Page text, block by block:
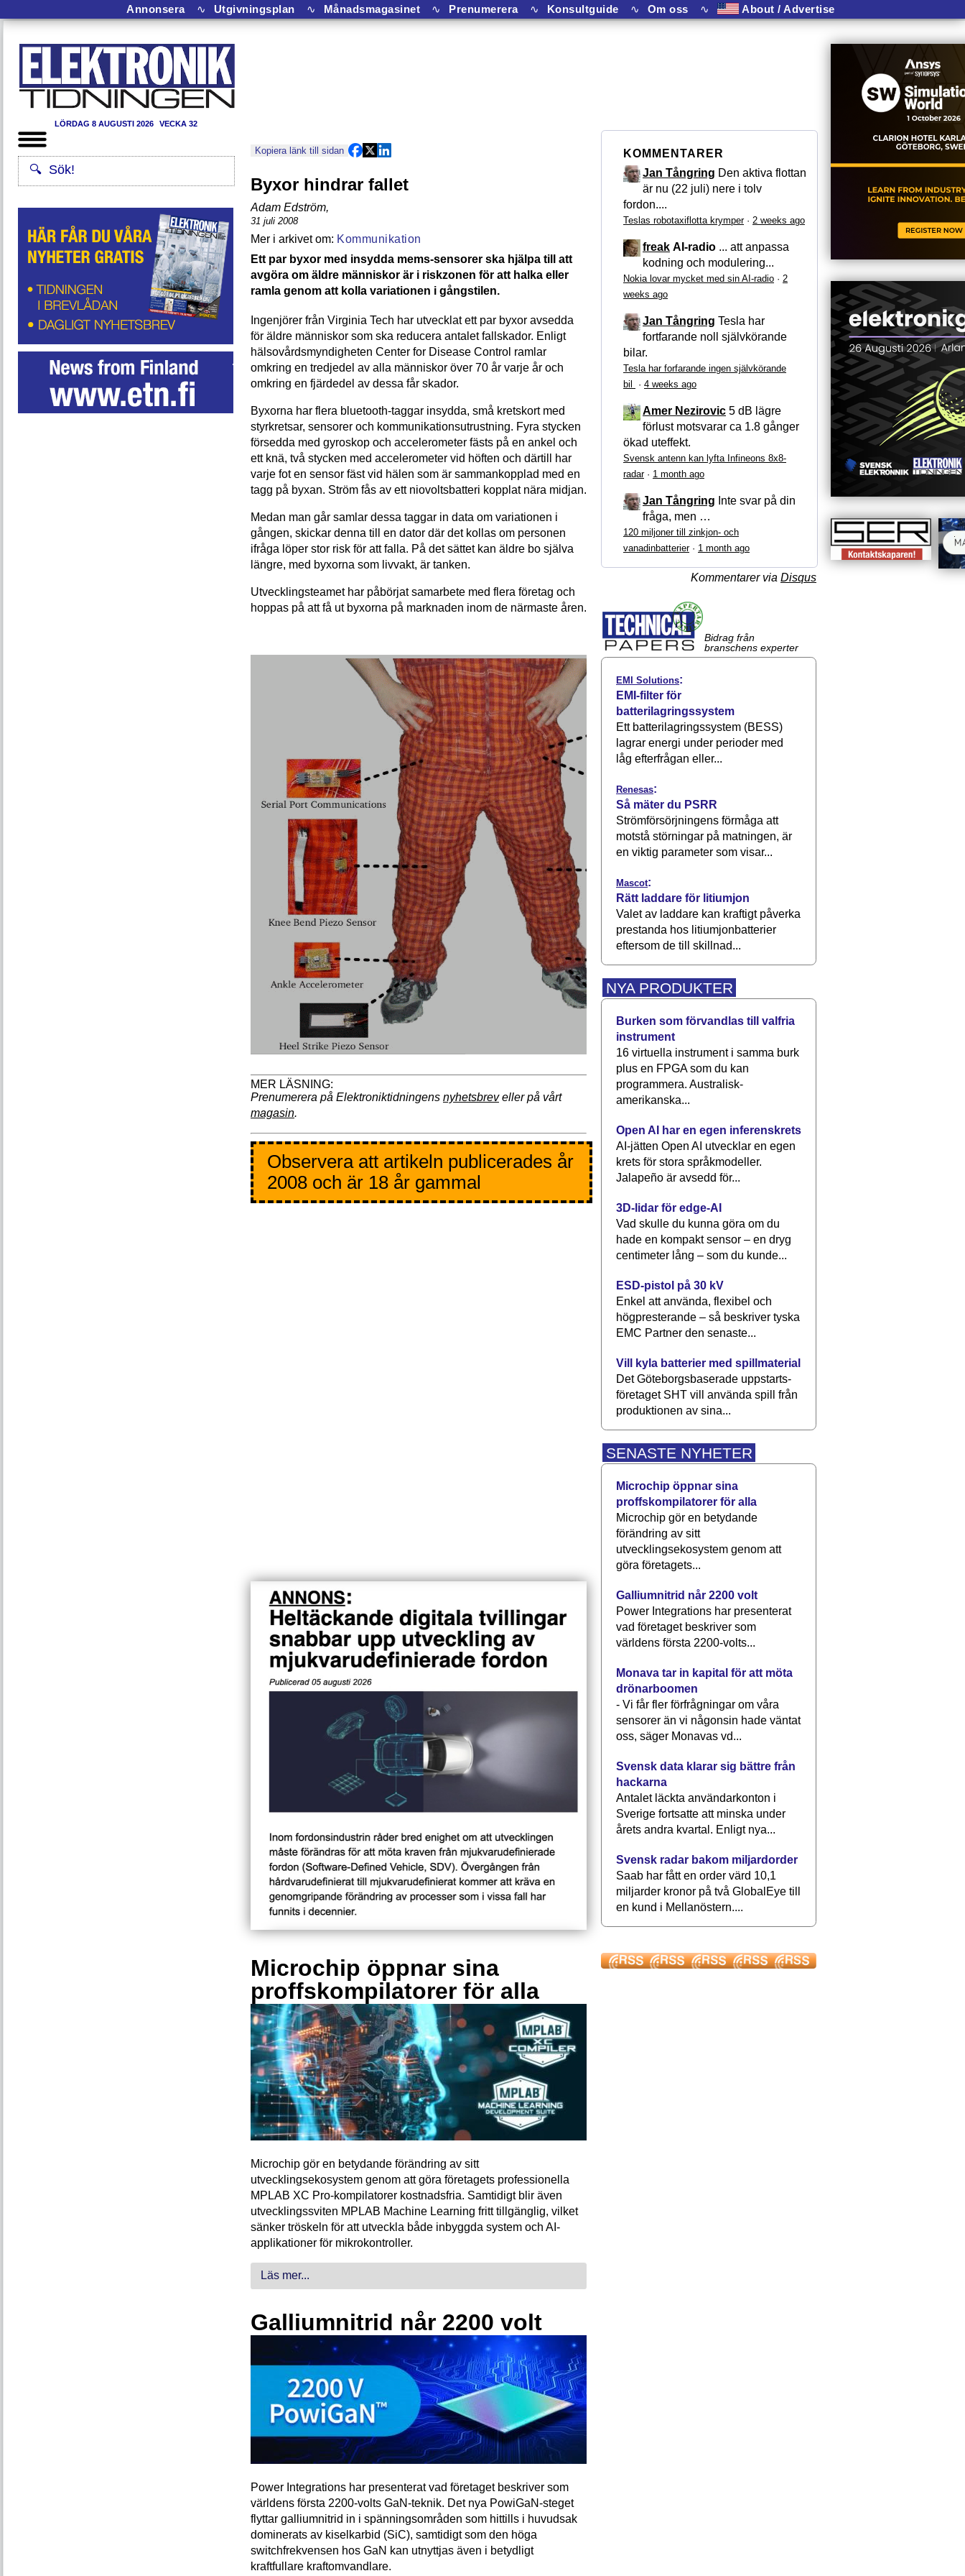
Annonsera ∿ Utgivningsplan ∿ Månadsmagasinet ∿ Prenumerera ∿ Konsultguide ∿ Om oss ∿ About / Advertise
LÖRDAG 8 AUGUSTI 2026 VECKA 32
Kopiera länk till sidan
Byxor hindrar fallet
Adam Edström,
31 juli 2008
Kommunikation
Ett par byxor med insydda mems-sensorer ska hjälpa till att
avgöra om äldre människor är i riskzonen för att halka eller
ramla genom att kolla variationen i gångstilen.
Ingenjörer från Virginia Tech har utvecklat ett par byxor avsedda
för äldre människor som ska reducera antalet fallskador. Enligt
hälsovårdsmyndigheten Center for Disease Control ramlar
omkring en tredjedel av alla människor över 70 år varje år och
omkring en fjärdedel av dessa får skador.
Byxorna har flera bluetooth-taggar insydda, små kretskort med
styrkretsar, sensorer och kommunikationsutrustning. Fyra stycken
försedda med gyroskop och accelerometer fästs på en ankel och
ett knä, två stycken med accelerometer vid höften och därtill har
varje fot en sensor fäst vid hälen som är sammankopplad med en
tagg på byxan. Ström fås av ett niovoltsbatteri kopplat nära midjan.
Medan man går samlar dessa taggar in data om variationen i
gången, skickar denna till en dator där det kollas om personen
ifråga löper stor risk för att falla. På det sättet kan äldre bo själva
längre, med byxorna som livvakt, är tanken.
Utvecklingsteamet har påbörjat samarbete med flera företag och
hoppas på att få ut byxorna på marknaden inom de närmaste åren.
Prenumerera på Elektroniktidningens nyhetsbreveller på vårt
magasin.
Observera att artikeln publicerades år
2008 och är 18 år gammal
Microchip öppnar sina
proffskompilatorer för alla
Microchip gör en betydande förändring av sitt
utvecklingsekosystem genom att göra företagets professionella
MPLAB XC Pro-kompilatorer kostnadsfria. Samtidigt blir även
utvecklingssviten MPLAB Machine Learning fritt tillgänglig, vilket
sänker tröskeln för att utveckla både inbyggda system och AI-
applikationer för mikrokontroller.
Läs mer...
Galliumnitrid når 2200 volt
Power Integrations har presenterat vad företaget beskriver som
världens första 2200-volts GaN-teknik. Det nya PowiGaN-steget
flyttar galliumnitrid in i spänningsområden som hittills i huvudsak
dominerats av kiselkarbid (SiC), samtidigt som den höga
switchfrekvensen hos GaN kan utnyttjas även i betydligt
kraftfullare kraftomvandlare.
KOMMENTARER
Jan Tångring Den aktiva flottan
är nu (22 juli) nere i tolv
fordon....
Teslas robotaxiflotta krymper· 2 weeks ago
freak AI-radio ... att anpassa
kodning och modulering...
Nokia lovar mycket med sin AI-radio · 2
weeks ago
Jan Tångring Tesla har
fortfarande noll självkörande
bilar.
Tesla har forfarande ingen självkörande
bil
· 4 weeks ago
Amer Nezirovic 5 dB lägre
förlust motsvarar ca 1.8 gånger
ökad uteffekt.
Svensk antenn kan lyfta Infineons 8x8-
radar· 1 month ago
Jan Tångring Inte svar på din
fråga, men …
120 miljoner till zinkjon- och
vanadinbatterier· 1 month ago
Kommentarer via Disqus
Bidrag från
branschens experter
EMI Solutions:
EMI-filter för
batterilagringssystem
Ett batterilagringssystem (BESS)
lagrar energi under perioder med
låg efterfrågan eller...
Renesas:
Så mäter du PSRR
Strömförsörjningens förmåga att
motstå störningar på matningen, är
en viktig parameter som visar...
Mascot:
Rätt laddare för litiumjon
Valet av laddare kan kraftigt påverka
prestanda hos litiumjonbatterier
eftersom de till skillnad...
NYA PRODUKTER
Burken som förvandlas till valfria
instrument
16 virtuella instrument i samma burk
plus en FPGA som du kan
programmera. Australisk-
amerikanska...
Open AI har en egen inferenskrets
AI-jätten Open AI utvecklar en egen
krets för stora språkmodeller.
Jalapeño är avsedd för...
3D-lidar för edge-AI
Vad skulle du kunna göra om du
hade en kompakt sensor – en dryg
centimeter lång – som du kunde...
ESD-pistol på 30 kV
Enkel att använda, flexibel och
högpresterande – så beskriver tyska
EMC Partner den senaste...
Vill kyla batterier med spillmaterial
Det Göteborgsbaserade upp­starts­
företaget SHT vill använda spill från
produktionen av sina...
SENASTE NYHETER
Microchip öppnar sina
proffskompilatorer för alla
Microchip gör en betydande
förändring av sitt
utvecklingsekosystem genom att
göra företagets...
Galliumnitrid når 2200 volt
Power Integrations har presenterat
vad företaget beskriver som
världens första 2200-volts...
Monava tar in kapital för att möta
drönarboomen
- Vi får fler förfrågningar om våra
sensorer än vi någonsin hade väntat
oss, säger Monavas vd...
Svensk data klarar sig bättre från
hackarna
Antalet läckta användarkonton i
Sverige fortsatte att minska under
årets andra kvartal. Enligt nya...
Svensk radar bakom miljardorder
Saab har fått en order värd 10,1
miljarder kronor på två GlobalEye till
en kund i Mellanöstern....